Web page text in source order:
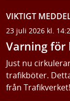
VIKTIGT
23 juli 2026 kl.
Varning för
Just nu
trafikböter.
från Trafikverket!